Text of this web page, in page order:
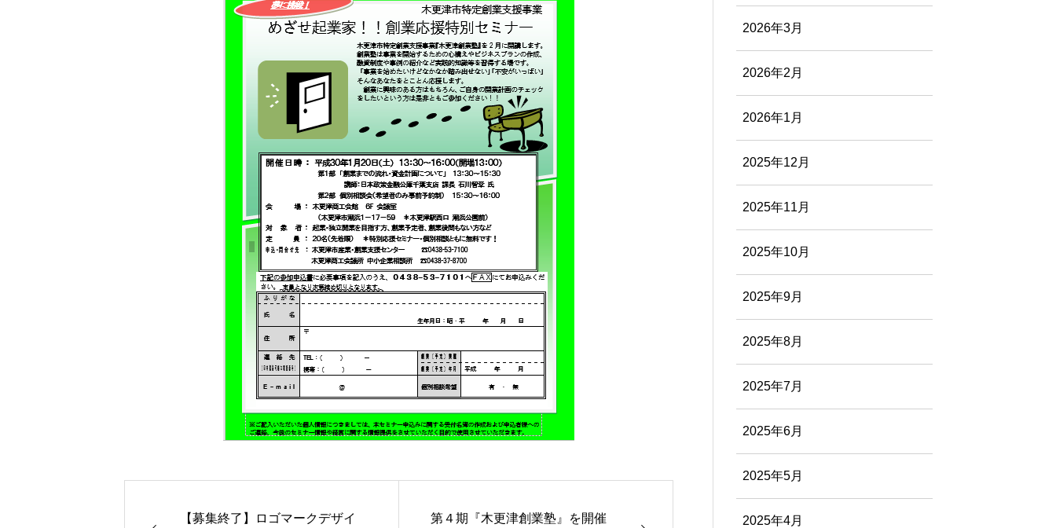
【募集終了】ロゴマークデザイ
第４期『木更津創業塾』を開催
2026年3月
2026年2月
2026年1月
2025年12月
2025年11月
2025年10月
2025年9月
2025年8月
2025年7月
2025年6月
2025年5月
2025年4月